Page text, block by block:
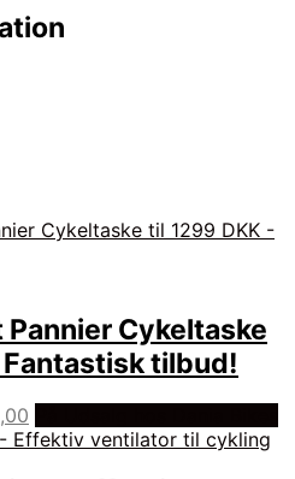
Cykeltaske
Fantastisk tilbud!
aktuelle